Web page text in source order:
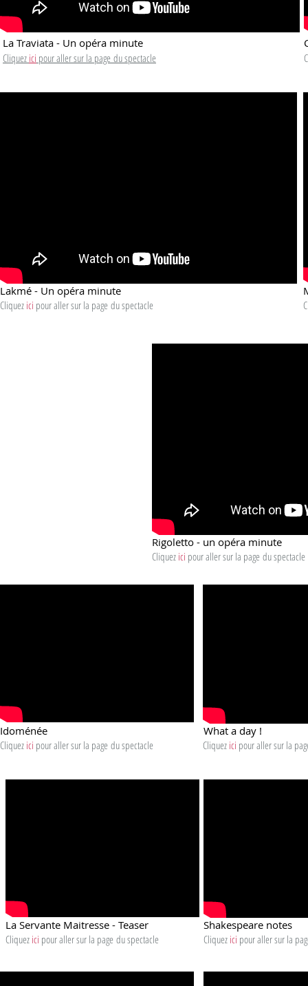
La Traviata - Un opéra minute
Cliquez ici pour aller sur la page du spectacle
Lakmé - Un opéra minute
Cliquez ici pour aller sur la page du spectacle
Rigoletto - un opéra minute
Cliquez ici pour aller sur la page du spectacle
Idoménée
Cliquez ici pour aller sur la page du spectacle
La Servante Maitresse - Teaser
Cliquez ici pour aller sur la page du spectacle
What a day !
Cliquez ici pour aller sur la
Shakespeare notes
Cliquez ici pour aller sur la